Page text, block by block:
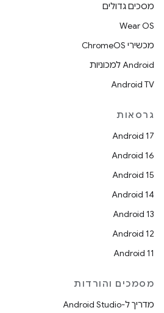
מסכים גדולים
Wear OS
מכשירי ChromeOS
Android למכוניות
Android TV
גרסאות
Android 17
Android 16
Android 15
Android 14
Android 13
Android 12
Android 11
מסמכים והורדות
מדריך ל-Android Studio